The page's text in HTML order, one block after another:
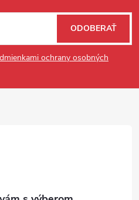
ochrany osobných
ODOBERAŤ